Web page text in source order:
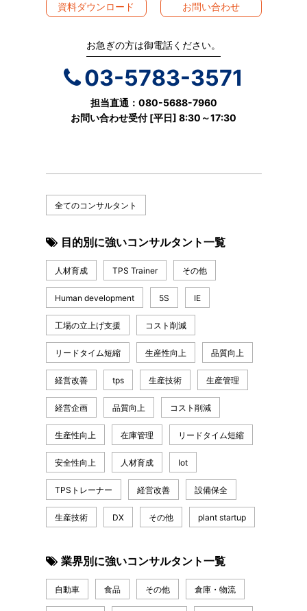
資料ダウンロード お問い合わせ
お急ぎの方は御電話ください。
03-5783-3571
担当直通：080-5688-7960
お問い合わせ受付 [平日] 8:30～17:30
全てのコンサルタント
目的別に強いコンサルタント一覧
人材育成 TPS Trainer その他
Human development 5S IE
工場の立上げ支援 コスト削減
リードタイム短縮 生産性向上 品質向上
経営改善 tps 生産技術 生産管理
経営企画 品質向上 コスト削減
生産性向上 在庫管理 リードタイム短縮
安全性向上 人材育成 Iot
TPSトレーナー 経営改善 設備保全
生産技術 DX その他 plant startup
業界別に強いコンサルタント一覧
自動車 食品 その他 倉庫・物流